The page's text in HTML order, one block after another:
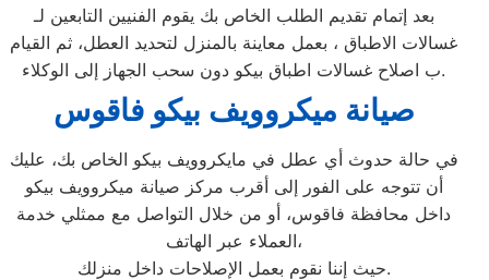
بعد إتمام تقديم الطلب الخاص بك يقوم الفنيين التابعين لـ
غسالات الاطباق ، بعمل معاينة بالمنزل لتحديد العطل، ثم القيام
ب اصلاح غسالات اطباق بيكو دون سحب الجهاز إلى الوكلاء.
صيانة ميكروويف بيكو فاقوس
في حالة حدوث أي عطل في مايكروويف بيكو الخاص بك، عليك
أن تتوجه على الفور إلى أقرب مركز صيانة ميكروويف بيكو
داخل محافظة فاقوس، أو من خلال التواصل مع ممثلي خدمة
العملاء عبر الهاتف،
حيث إننا نقوم بعمل الإصلاحات داخل منزلك.